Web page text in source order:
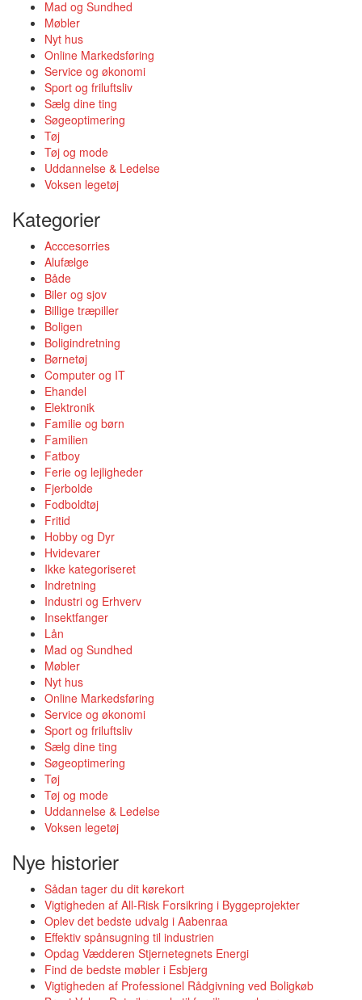
Mad og Sundhed
Møbler
Nyt hus
Online Markedsføring
Service og økonomi
Sport og friluftsliv
Sælg dine ting
Søgeoptimering
Tøj
Tøj og mode
Uddannelse & Ledelse
Voksen legetøj
Kategorier
Acccesorries
Alufælge
Både
Biler og sjov
Billige træpiller
Boligen
Boligindretning
Børnetøj
Computer og IT
Ehandel
Elektronik
Familie og børn
Familien
Fatboy
Ferie og lejligheder
Fjerbolde
Fodboldtøj
Fritid
Hobby og Dyr
Hvidevarer
Ikke kategoriseret
Indretning
Industri og Erhverv
Insektfanger
Lån
Mad og Sundhed
Møbler
Nyt hus
Online Markedsføring
Service og økonomi
Sport og friluftsliv
Sælg dine ting
Søgeoptimering
Tøj
Tøj og mode
Uddannelse & Ledelse
Voksen legetøj
Nye historier
Sådan tager du dit kørekort
Vigtigheden af All-Risk Forsikring i Byggeprojekter
Oplev det bedste udvalg i Aabenraa
Effektiv spånsugning til industrien
Opdag Vædderen Stjernetegnets Energi
Find de bedste møbler i Esbjerg
Vigtigheden af Professionel Rådgivning ved Boligkøb